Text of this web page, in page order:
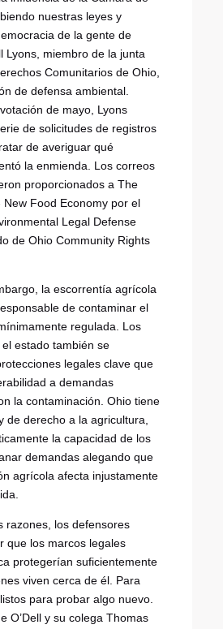
nuestras leyes y
de la gente de
Lyons, miembro de la junta
Comunitarios de Ohio,
de defensa ambiental.
de mayo, Lyons
de solicitudes de registros
de averiguar qué
la enmienda. Los correos
proporcionados a The
New Food Economy por el
Legal Defense
de Ohio Community Rights
la escorrentía agrícola
de contaminar el
regulada. Los
estado también se
legales clave que
a demandas
la contaminación. Ohio tiene
de derecho a la agricultura,
la capacidad de los
demandas alegando que
agrícola afecta injustamente
razones, los defensores
que los marcos legales
protegerían suficientemente
viven cerca de él. Para
para probar algo nuevo.
O’Dell y su colega Thomas